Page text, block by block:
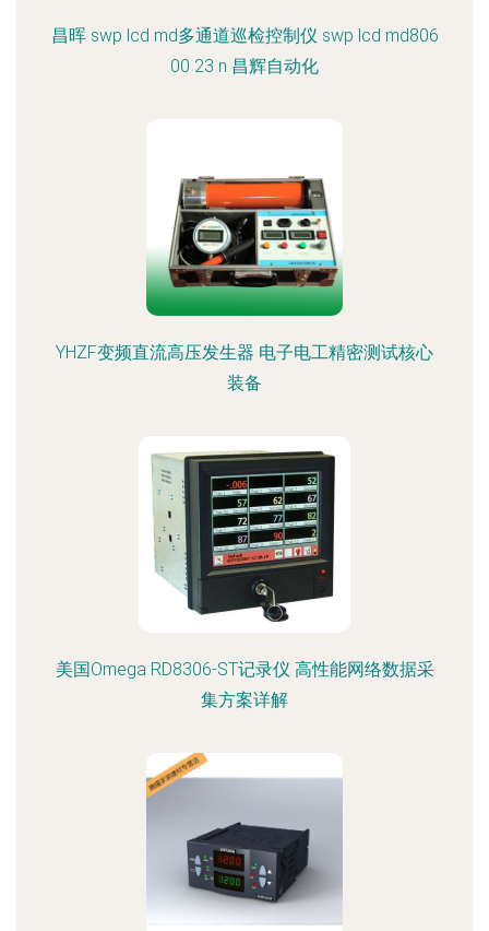
昌晖 swp lcd md多通道巡检控制仪 swp lcd md806
00 23 n 昌辉自动化
YHZF变频直流高压发生器 电子电工精密测试核心
装备
美国Omega RD8306-ST记录仪 高性能网络数据采
集方案详解